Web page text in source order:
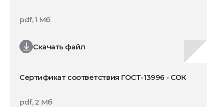
Скачать файл
pdf, 1 Мб
Сертификат соответствия ГОСТ-13996 - СОК
pdf, 2 Мб